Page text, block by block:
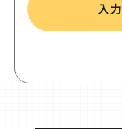
プライバシー情報
ーが検索された検